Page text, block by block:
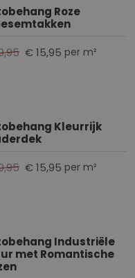
Roze
€ 15,95 per m²
Kleurrijk
€ 15,95 per m²
Industriële
met Romantische